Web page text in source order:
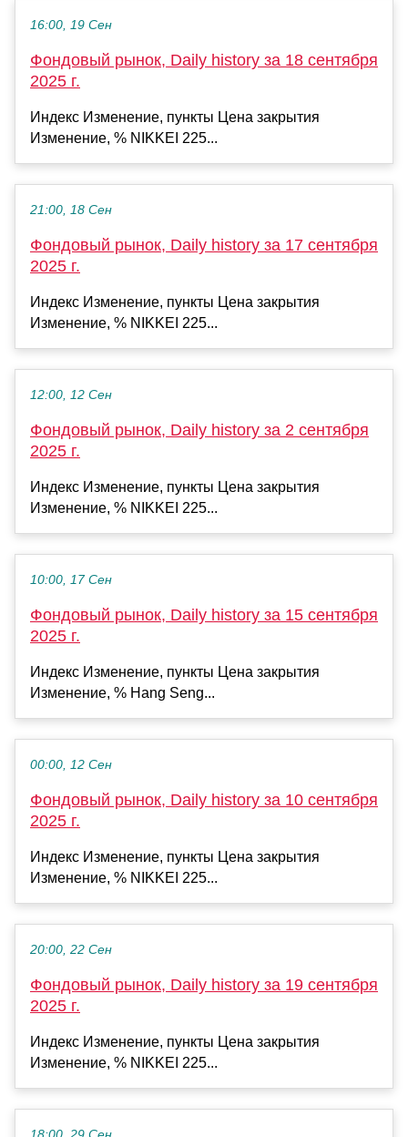
16:00, 19 Сен
Фондовый рынок, Daily history за 18 сентября
2025 г.
Индекс Изменение, пункты Цена закрытия
Изменение, % NIKKEI 225...
21:00, 18 Сен
Фондовый рынок, Daily history за 17 сентября
2025 г.
Индекс Изменение, пункты Цена закрытия
Изменение, % NIKKEI 225...
12:00, 12 Сен
Фондовый рынок, Daily history за 2 сентября
2025 г.
Индекс Изменение, пункты Цена закрытия
Изменение, % NIKKEI 225...
10:00, 17 Сен
Фондовый рынок, Daily history за 15 сентября
2025 г.
Индекс Изменение, пункты Цена закрытия
Изменение, % Hang Seng...
00:00, 12 Сен
Фондовый рынок, Daily history за 10 сентября
2025 г.
Индекс Изменение, пункты Цена закрытия
Изменение, % NIKKEI 225...
20:00, 22 Сен
Фондовый рынок, Daily history за 19 сентября
2025 г.
Индекс Изменение, пункты Цена закрытия
Изменение, % NIKKEI 225...